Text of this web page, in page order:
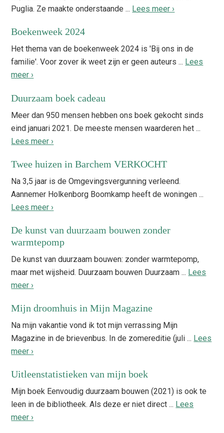
Puglia. Ze maakte onderstaande ... Lees meer ›
Boekenweek 2024
Het thema van de boekenweek 2024 is 'Bij ons in de
familie'. Voor zover ik weet zijn er geen auteurs ... Lees
meer ›
Duurzaam boek cadeau
Meer dan 950 mensen hebben ons boek gekocht sinds
eind januari 2021. De meeste mensen waarderen het ...
Lees meer ›
Twee huizen in Barchem VERKOCHT
Na 3,5 jaar is de Omgevingsvergunning verleend.
Aannemer Holkenborg Boomkamp heeft de woningen ...
Lees meer ›
De kunst van duurzaam bouwen zonder
warmtepomp
De kunst van duurzaam bouwen: zonder warmtepomp,
maar met wijsheid. Duurzaam bouwen Duurzaam ... Lees
meer ›
Mijn droomhuis in Mijn Magazine
Na mijn vakantie vond ik tot mijn verrassing Mijn
Magazine in de brievenbus. In de zomereditie (juli ... Lees
meer ›
Uitleenstatistieken van mijn boek
Mijn boek Eenvoudig duurzaam bouwen (2021) is ook te
leen in de bibliotheek. Als deze er niet direct ... Lees
meer ›